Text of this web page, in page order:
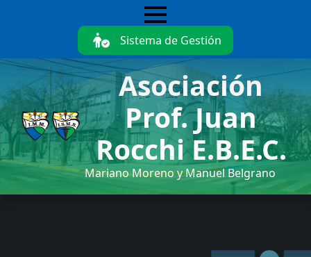
content
Sistema de Gestión
Asociación
Prof. Juan
Rocchi E.B.E.C.
Mariano Moreno y Manuel Belgrano